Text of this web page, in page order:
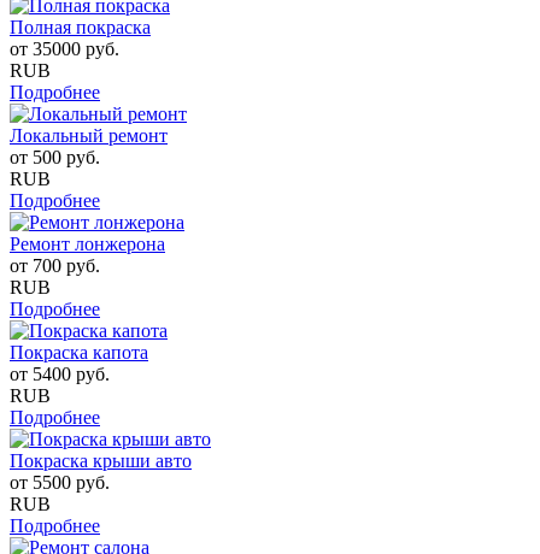
Полная покраска
от 35000 руб.
RUB
Подробнее
Локальный ремонт
от 500 руб.
RUB
Подробнее
Ремонт лонжерона
от 700 руб.
RUB
Подробнее
Покраска капота
от 5400 руб.
RUB
Подробнее
Покраска крыши авто
от 5500 руб.
RUB
Подробнее